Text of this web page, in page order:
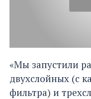
«Мы запустили
двухслойных (с
фильтра) и